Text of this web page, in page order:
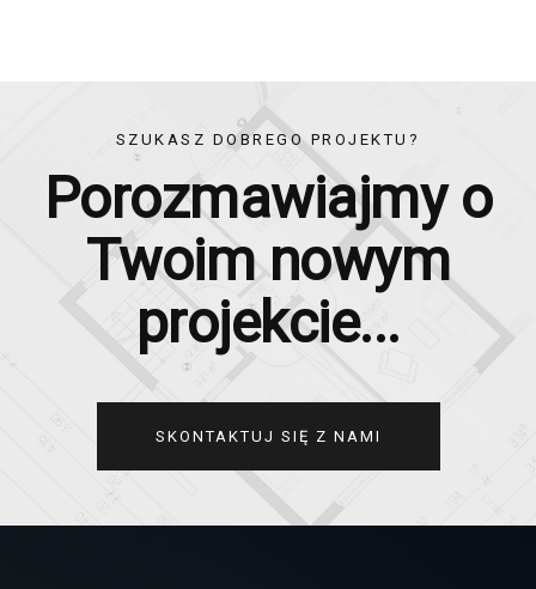
SZUKASZ DOBREGO PROJEKTU?
Porozmawiajmy o
Twoim nowym
projekcie...
SKONTAKTUJ SIĘ Z NAMI